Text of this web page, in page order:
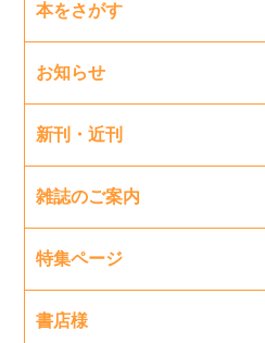
本をさがす
お知らせ
新刊・近刊
雑誌のご案内
特集ページ
書店様